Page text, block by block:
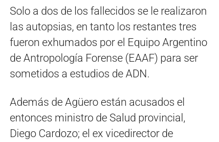
Solo a dos de los fallecidos se le realizaron
las autopsias, en tanto los restantes tres
fueron exhumados por el Equipo Argentino
de Antropología Forense (EAAF) para ser
sometidos a estudios de ADN.
Además de Agüero están acusados el
entonces ministro de Salud provincial,
Diego Cardozo; el ex vicedirector de